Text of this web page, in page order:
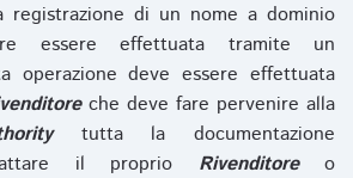
registrazione di un nome a dominio
essere effettuata tramite un
operazione deve essere effettuata
che deve fare pervenire alla
tutta la documentazione
il proprio Rivenditoreo